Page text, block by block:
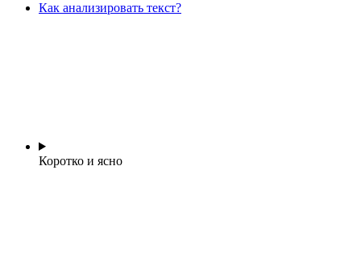
Как анализировать текст?
Коротко и ясно